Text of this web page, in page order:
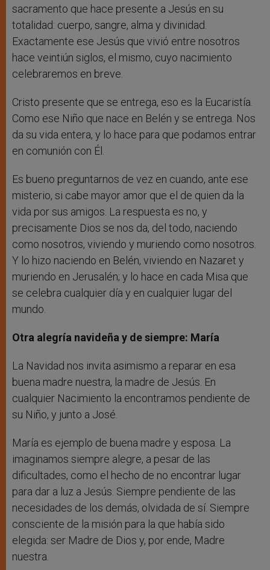
sacramento que hace presente a Jesús en su
totalidad: cuerpo, sangre, alma y divinidad.
Exactamente ese Jesús que vivió entre nosotros
hace veintiún siglos, el mismo, cuyo nacimiento
celebraremos en breve.
Cristo presente que se entrega, eso es la Eucaristía.
Como ese Niño que nace en Belén y se entrega. Nos
da su vida entera, y lo hace para que podamos entrar
en comunión con Él.
Es bueno preguntarnos de vez en cuando, ante ese
misterio, si cabe mayor amor que el de quien da la
vida por sus amigos. La respuesta es no, y
precisamente Dios se nos da, del todo, naciendo
como nosotros, viviendo y muriendo como nosotros.
Y lo hizo naciendo en Belén, viviendo en Nazaret y
muriendo en Jerusalén; y lo hace en cada Misa que
se celebra cualquier día y en cualquier lugar del
mundo.
Otra alegría navideña y de siempre: María
La Navidad nos invita asimismo a reparar en esa
buena madre nuestra, la madre de Jesús. En
cualquier Nacimiento la encontramos pendiente de
su Niño, y junto a José.
María es ejemplo de buena madre y esposa. La
imaginamos siempre alegre, a pesar de las
dificultades, como el hecho de no encontrar lugar
para dar a luz a Jesús. Siempre pendiente de las
necesidades de los demás, olvidada de sí. Siempre
consciente de la misión para la que había sido
elegida: ser Madre de Dios y, por ende, Madre
nuestra.